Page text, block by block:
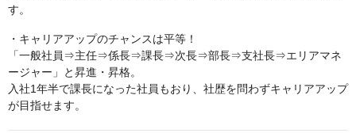
す。
・キャリアアップのチャンスは平等！
「一般社員⇒主任⇒係長⇒課長⇒次長⇒部長⇒支社長⇒エリアマネ
ージャー」と昇進・昇格。
入社1年半で課長になった社員もおり、社歴を問わずキャリアアップ
が目指せます。